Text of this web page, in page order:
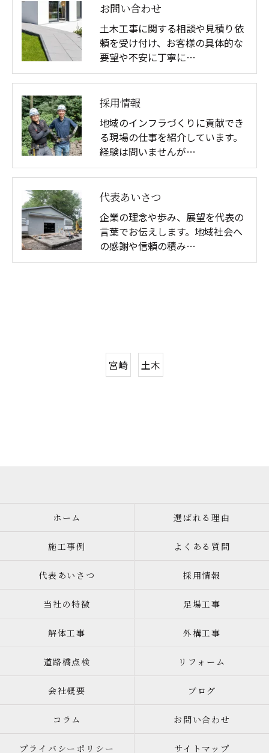
お問い合わせ
土木工事に関する相談や見積り依
頼を受け付け、お客様の具体的な
要望や不安に丁寧に…
採用情報
地域のインフラづくりに貢献でき
る現場の仕事を紹介しています。
経験は問いませんが…
代表あいさつ
企業の理念や歩み、展望を代表の
言葉でお伝えします。地域社会へ
の感謝や信頼の積み…
宮崎 土木
ホーム 選ばれる理由
施工事例 よくある質問
代表あいさつ 採用情報
当社の特徴 足場工事
解体工事 外構工事
道路橋点検 リフォーム
会社概要 ブログ
コラム お問い合わせ
プライバシーポリシー サイトマップ